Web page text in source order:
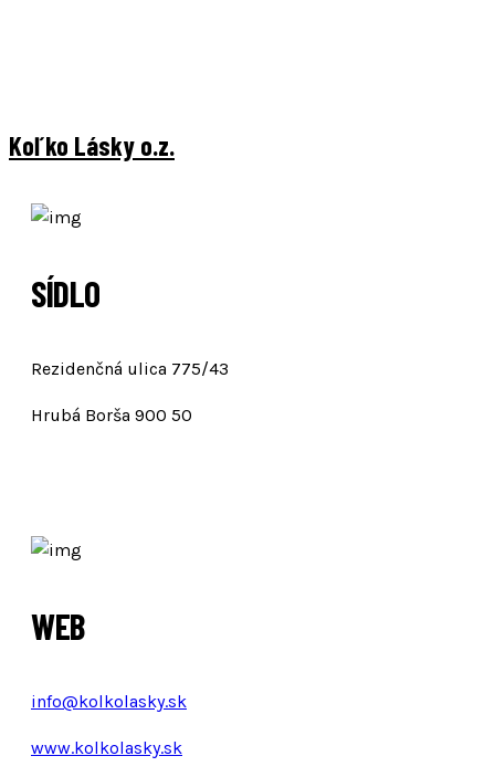
Koľko Lásky o.z.
SÍDLO
Rezidenčná ulica 775/43
Hrubá Borša 900 50
WEB
info@kolkolasky.sk
www.kolkolasky.sk